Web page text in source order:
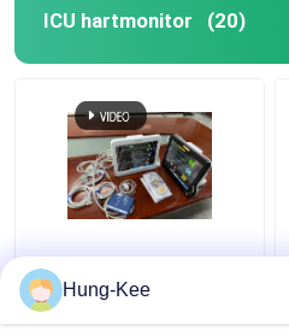
ICU hartmonitor (20)
15" Draagbare ICU
Hartspiegel Multi Taal
Voor Nieuwgeborenen
Hung-Kee